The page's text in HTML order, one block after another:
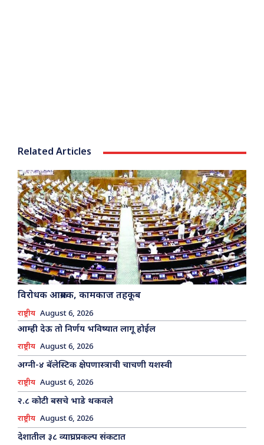
Related Articles
विरोधक आक्रमक, कामकाज तहकूब
राष्ट्रीय August 6, 2026
आम्ही देऊ तो निर्णय भविष्यात लागू होईल
राष्ट्रीय August 6, 2026
अग्नी-४ बॅलेस्टिक क्षेपणास्त्राची चाचणी यशस्वी
राष्ट्रीय August 6, 2026
२.८ कोटी बसचे भाडे थकवले
राष्ट्रीय August 6, 2026
देशातील ३८ व्याघ्रप्रकल्प संकटात